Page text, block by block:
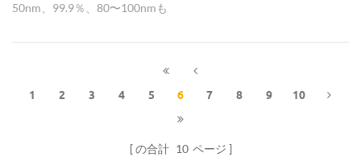
50nm、99.9％、80〜100nmも
として広く使用されている。
1 2 3 4 5 6 7 8 9 10
の合計 10 ページ